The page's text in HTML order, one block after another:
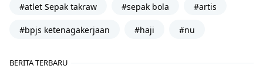
#atlet Sepak takraw #sepak bola #artis
#bpjs ketenagakerjaan #haji #nu
BERITA TERBARU